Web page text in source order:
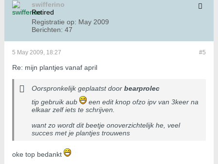
swifferino
Retired
Registratie op: May 2009
Berichten: 47
#5
5 May 2009, 18:27
Re: mijn plantjes vanaf april
Oorspronkelijk geplaatst door bearprolec
tip gebruik aub
een edit knop ofzo ipv van 3keer na
elkaar zelf iets te schrijven.
want zo wordt dit beetje onoverzichtelijk he, veel
succes met je plantjes trouwens
oke top bedankt